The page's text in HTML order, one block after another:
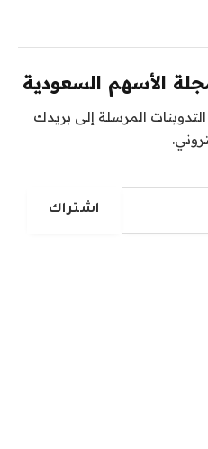
الأسهم السعودية
المرسلة إلى بريدك
اشتراك